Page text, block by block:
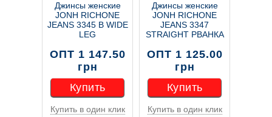
Джинсы женские
JONH RICHONE
JEANS 3345 В WIDE
LEG
ОПТ 1 147.50
грн
Купить
Купить в один клик
Джинсы женские
JONH RICHONE
JEANS 3347
STRAIGHT РВАНКА
ОПТ 1 125.00
грн
Купить
Купить в один клик